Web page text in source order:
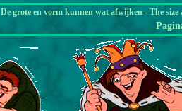
De grote en vorm kunnen wat afwijken - The